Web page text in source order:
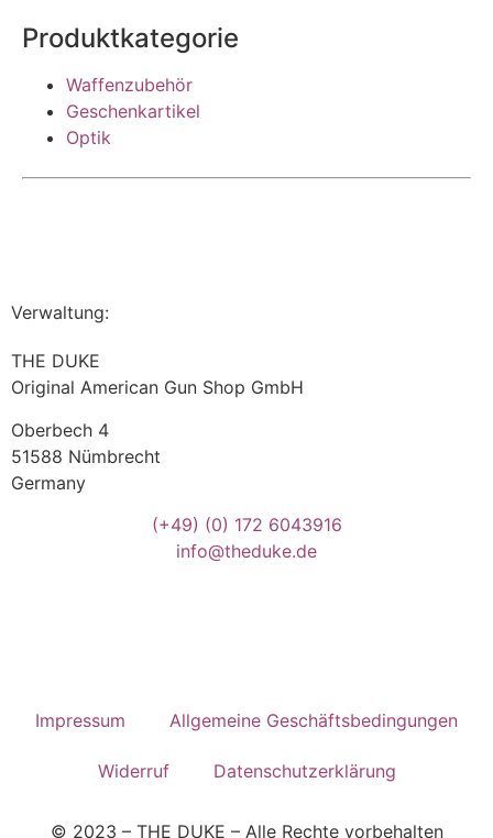
Produktkategorie
Waffenzubehör
Geschenkartikel
Optik
Verwaltung:
THE DUKE
Original American Gun Shop GmbH
Oberbech 4
51588 Nümbrecht
Germany
(+49) (0) 172 6043916
info@theduke.de
Impressum Allgemeine Geschäftsbedingungen
Widerruf Datenschutzerklärung
© 2023 – THE DUKE – Alle Rechte vorbehalten